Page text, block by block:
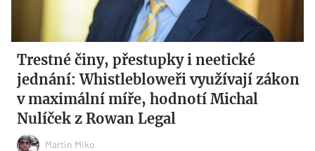
Trestné činy, přestupky i neetické
jednání: Whistlebloweři využívají zákon
v maximální míře, hodnotí Michal
Nulíček z Rowan Legal
Martin Miko